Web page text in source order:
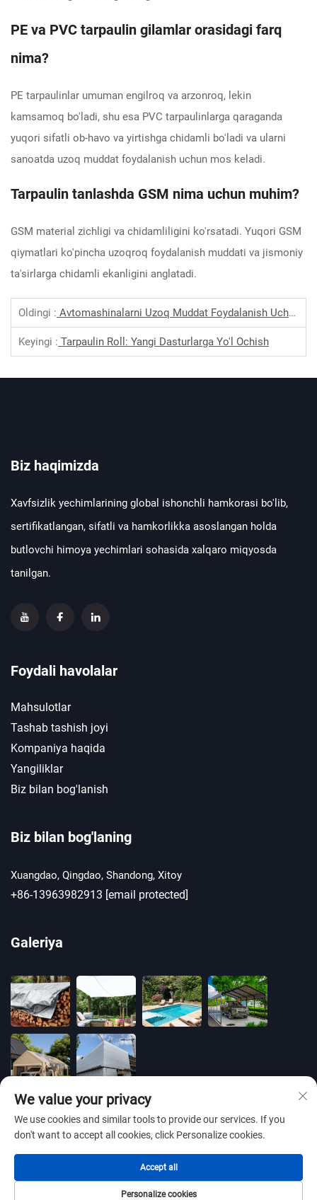
PE va PVC tarpaulin gilamlar orasidagi farq
nima?
PE tarpaulinlar umuman engilroq va arzonroq, lekin
kamsamoq bo'ladi, shu esa PVC tarpaulinlarga qaraganda
yuqori sifatli ob-havo va yirtishga chidamli bo'ladi va ularni
sanoatda uzoq muddat foydalanish uchun mos keladi.
Tarpaulin tanlashda GSM nima uchun muhim?
GSM material zichligi va chidamliligini ko'rsatadi. Yuqori GSM
qiymatlari ko'pincha uzoqroq foydalanish muddati va jismoniy
ta'sirlarga chidamli ekanligini anglatadi.
Oldingi : Avtomashinalarni Uzoq Muddat Foydalanish Uchun Avtomashina So'ngovlari Nega Muhim
Keyingi : Tarpaulin Roll: Yangi Dasturlarga Yo'l Ochish
Biz haqimizda
Xavfsizlik yechimlarining global ishonchli hamkorasi bo'lib,
sertifikatlangan, sifatli va hamkorlikka asoslangan holda
butlovchi himoya yechimlari sohasida xalqaro miqyosda
tanilgan.
Foydali havolalar
Mahsulotlar
Tashab tashish joyi
Kompaniya haqida
Yangiliklar
Biz bilan bog'lanish
Biz bilan bog'laning
Xuangdao, Qingdao, Shandong, Xitoy
+86-13963982913 [email protected]
Galeriya
Barcha huquqlar himoyalangan © 2025 BLUE OCEAN PLASTIC
CO.,LTD -Maxfiylik siyosati
We value your privacy
We use cookies and similar tools to provide our services. If you
don't want to accept all cookies, click Personalize cookies.
Personalize cookies
Accept all